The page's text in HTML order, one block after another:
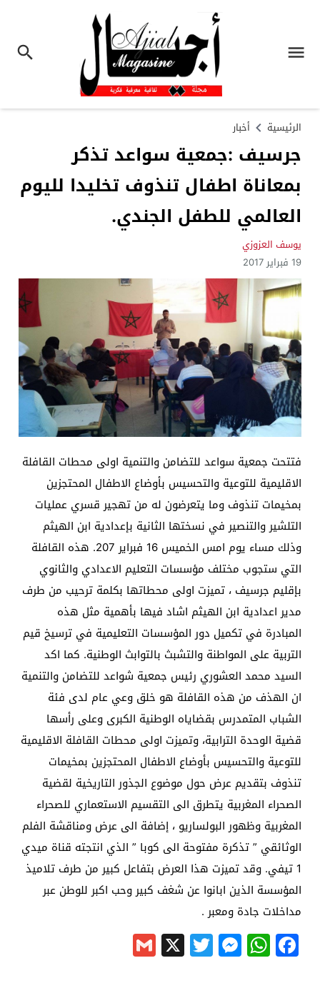
الرئيسية أخبار
جرسيف :جمعية سواعد تذكر
بمعاناة اطفال تنذوف تخليدا لليوم
العالمي للطفل الجندي.
يوسف العزوزي
19 فبراير 2017
فتتحت جمعية سواعد للتضامن والتنمية اولى محطات القافلة
الاقليمية للتوعية والتحسيس بأوضاع الاطفال المحتجزين
بمخيمات تنذوف وما يتعرضون له من تهجير قسري عمليات
التلشير والتنصير في نسختها الثانية بإعدادية ابن الهيثم
وذلك مساء يوم امس الخميس 16 فبراير 207. هذه القافلة
التي ستجوب مختلف مؤسسات التعليم الاعدادي والثانوي
بإقليم جرسيف ، تميزت اولى محطاتها بكلمة ترحيب من طرف
مدير اعدادية ابن الهيثم اشاد فيها بأهمية مثل هذه
المبادرة في تكميل دور المؤسسات التعليمية في ترسيخ قيم
التربية على المواطنة والتشبث بالتوابث الوطنية. كما اكد
السيد محمد العشوري رئيس جمعية شواعد للتضامن والتنمية
ان الهذف من هذه القافلة هو خلق وعي عام لدى فئة
الشباب المتمدرس بقضاياه الوطنية الكبرى وعلى رأسها
قضية الوحدة الترابية، وتميزت اولى محطات القافلة الاقليمية
للتوعية والتحسيس بأوضاع الاطفال المحتجزين بمخيمات
تنذوف بتقديم عرض حول موضوع الجذور التاريخية لقضية
الصحراء المغربية يتطرق الى التقسيم الاستعماري للصحراء
المغربية وظهور البولساريو ، إضافة الى عرض ومناقشة الفلم
الوثائقي ” تذكرة مفتوحة الى كوبا ” الذي انتجته قناة ميدي
1 تيفي. وقد تميزت هذا العرض بتفاعل كبير من طرف تلاميذ
المؤسسة الذين ابانوا عن شغف كبير وحب اكبر للوطن عبر
مداخلات جادة ومعبر .
Facebook
WhatsApp
Messenger
Twitter
X